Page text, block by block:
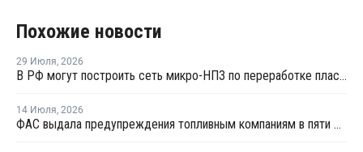
Похожие новости
29 Июля, 2026
В РФ могут построить сеть микро-НПЗ по переработке пластика в бензин
14 Июля, 2026
ФАС выдала предупреждения топливным компаниям в пяти регионах из-за роста цен